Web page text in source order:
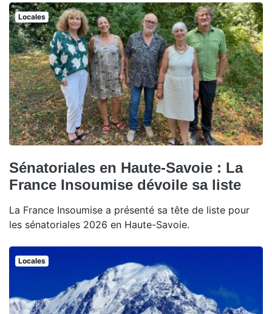
Locales
Sénatoriales en Haute-Savoie : La
France Insoumise dévoile sa liste
La France Insoumise a présenté sa tête de liste pour
les sénatoriales 2026 en Haute-Savoie.
Locales